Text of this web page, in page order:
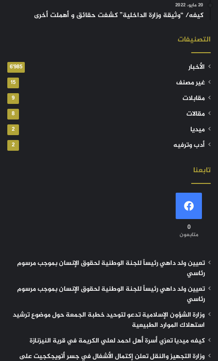
20 مايو، 2022
كيفه/ “وثيقة وزارة الداخلية” كشفت حقائق و أهملت أخرى
التصنيفات
الأخبار 6٬985
غير مصنف 15
مقابلات 9
مقالات 8
ميديا 2
أدب وترفيه 2
تابعنا
0
متابعون
تعيين ولد داهي رئيساً للجنة الوطنية لحقوق الإنسان بموجب مرسوم
رئاسي
تعيين ولد داهي رئيساً للجنة الوطنية لحقوق الإنسان بموجب مرسوم
رئاسي
وزارة الشؤون الإسلامية تدعو لتوحيد خطبة الجمعة حول موضوع ترشيد
استهلاك الموارد الطبيعية
كيفه ميديا تعزي أسرة أهل احمد لعلي الكريمة في قرية النيزنازة
وزارة التجهيز والنقل تعلن إكتمال الأشغال في جسر أتويجكجيت على